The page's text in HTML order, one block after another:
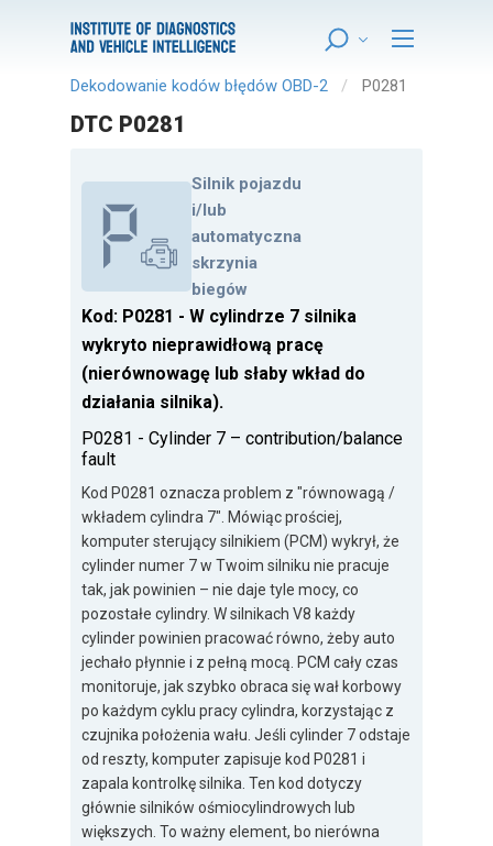
Dekodowanie kodów błędów OBD-2 P0281
DTC P0281
Silnik pojazdu
i/lub
automatyczna
skrzynia
biegów
Kod: P0281 - W cylindrze 7 silnika
wykryto nieprawidłową pracę
(nierównowagę lub słaby wkład do
działania silnika).
P0281 - Cylinder 7 – contribution/balance
fault
Kod P0281 oznacza problem z "równowagą /
wkładem cylindra 7". Mówiąc prościej,
komputer sterujący silnikiem (PCM) wykrył, że
cylinder numer 7 w Twoim silniku nie pracuje
tak, jak powinien – nie daje tyle mocy, co
pozostałe cylindry. W silnikach V8 każdy
cylinder powinien pracować równo, żeby auto
jechało płynnie i z pełną mocą. PCM cały czas
monitoruje, jak szybko obraca się wał korbowy
po każdym cyklu pracy cylindra, korzystając z
czujnika położenia wału. Jeśli cylinder 7 odstaje
od reszty, komputer zapisuje kod P0281 i
zapala kontrolkę silnika. Ten kod dotyczy
głównie silników ośmiocylindrowych lub
większych. To ważny element, bo nierówna